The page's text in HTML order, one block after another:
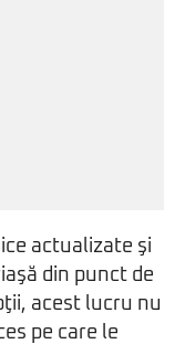
actualizate şi
din punct de
acest lucru nu
pe care le